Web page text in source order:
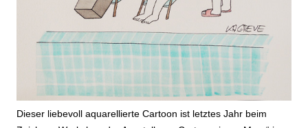
Dieser liebevoll aquarellierte Cartoon ist letztes Jahr beim